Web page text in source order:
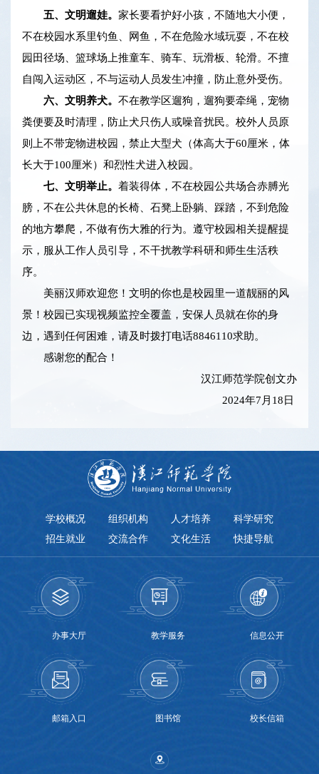
五、文明遛娃。家长要看护好小孩，不随地大小便，
不在校园水系里钓鱼、网鱼，不在危险水域玩耍，不在校
园田径场、篮球场上推童车、骑车、玩滑板、轮滑。不擅
自闯入运动区，不与运动人员发生冲撞，防止意外受伤。
六、文明养犬。不在教学区遛狗，遛狗要牵绳，宠物
粪便要及时清理，防止犬只伤人或噪音扰民。校外人员原
则上不带宠物进校园，禁止大型犬（体高大于60厘米，体
长大于100厘米）和烈性犬进入校园。
七、文明举止。着装得体，不在校园公共场合赤膊光
膀，不在公共休息的长椅、石凳上卧躺、踩踏，不到危险
的地方攀爬，不做有伤大雅的行为。遵守校园相关提醒提
示，服从工作人员引导，不干扰教学科研和师生生活秩
序。
美丽汉师欢迎您！文明的你也是校园里一道靓丽的风
景！校园已实现视频监控全覆盖，安保人员就在你的身
边，遇到任何困难，请及时拨打电话8846110求助。
感谢您的配合！
汉江师范学院创文办
2024年7月18日
学校概况 组织机构 人才培养
科学研究
招生就业
交流合作 文化生活 快捷导航
办事大厅 教学服务 信息公开
邮箱入口 图书馆 校长信箱